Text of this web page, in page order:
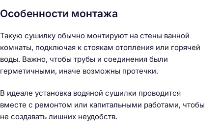
Особенности монтажа
Такую сушилку обычно монтируют на стены ванной
комнаты, подключая к стоякам отопления или горячей
воды. Важно, чтобы трубы и соединения были
герметичными, иначе возможны протечки.
В идеале установка водяной сушилки проводится
вместе с ремонтом или капитальными работами, чтобы
не создавать лишних неудобств.